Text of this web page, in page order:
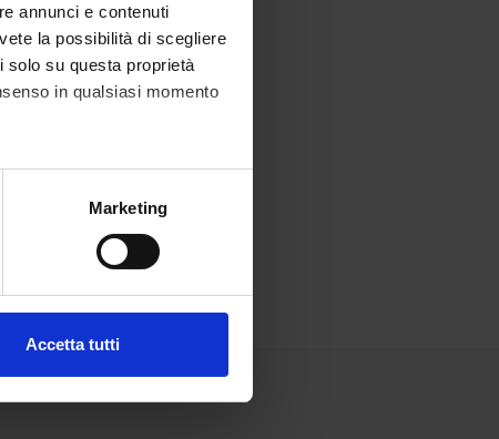
annunci e contenuti
la possibilità di scegliere
su questa proprietà
in qualsiasi momento
metro,
che hai fornito loro o
Marketing
Accetta tutti